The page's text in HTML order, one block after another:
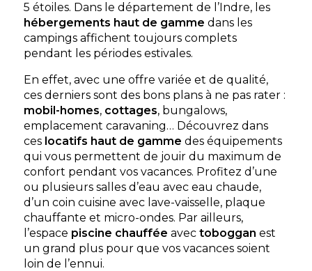
5 étoiles. Dans le département de l’Indre, les
hébergements haut de gamme dans les
campings affichent toujours complets
pendant les périodes estivales.
En effet, avec une offre variée et de qualité,
ces derniers sont des bons plans à ne pas rater :
mobil-homes, cottages, bungalows,
emplacement caravaning… Découvrez dans
ces locatifs haut de gamme des équipements
qui vous permettent de jouir du maximum de
confort pendant vos vacances. Profitez d’une
ou plusieurs salles d’eau avec eau chaude,
d’un coin cuisine avec lave-vaisselle, plaque
chauffante et micro-ondes. Par ailleurs,
l’espace piscine chauffée avectoboggan est
un grand plus pour que vos vacances soient
loin de l’ennui.